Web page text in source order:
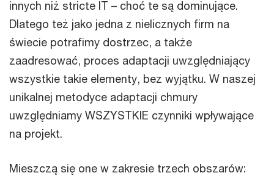
innych niż stricte IT – choć te są dominujące.
Dlatego też jako jedna z nielicznych firm na
świecie potrafimy dostrzec, a także
zaadresować, proces adaptacji uwzględniający
wszystkie takie elementy, bez wyjątku. W naszej
unikalnej metodyce adaptacji chmury
uwzględniamy WSZYSTKIE czynniki wpływające
na projekt.
Mieszczą się one w zakresie trzech obszarów: